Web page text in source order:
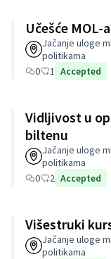
Učešće
Jačanje uloge
politikama
0
1 Accepted
Vidljivost u
biltenu
Jačanje uloge
politikama
0
2 Accepted
Višestruki
Jačanje uloge
politikama